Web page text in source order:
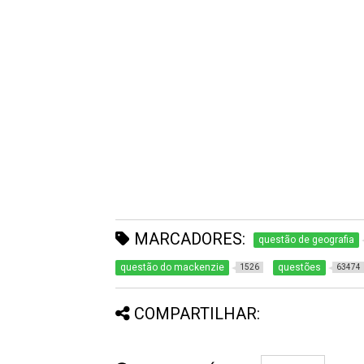
MARCADORES: questão de geografia
questão do mackenzie 1526 questões 63474
COMPARTILHAR: